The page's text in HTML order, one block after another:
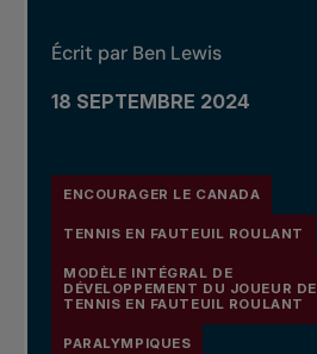
Écrit par Ben Lewis
18 SEPTEMBRE 2024
ENCOURAGER LE CANADA
TENNIS EN FAUTEUIL ROULANT
MODÈLE INTÉGRAL DE
DÉVELOPPEMENT DU JOUEUR DE
TENNIS EN FAUTEUIL ROULANT
PARALYMPIQUES